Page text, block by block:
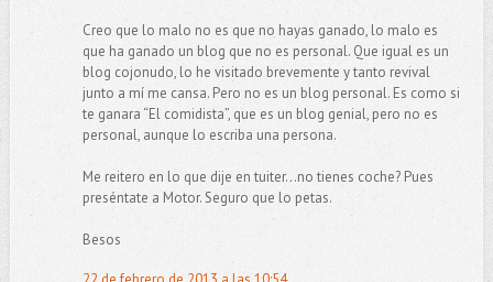
Creo que lo malo no es que no hayas ganado, lo malo es
que ha ganado un blog que no es personal. Que igual es un
blog cojonudo, lo he visitado brevemente y tanto revival
junto a mí me cansa. Pero no es un blog personal. Es como si
te ganara “El comidista”, que es un blog genial, pero no es
personal, aunque lo escriba una persona.
Me reitero en lo que dije en tuiter…no tienes coche? Pues
preséntate a Motor. Seguro que lo petas.
Besos